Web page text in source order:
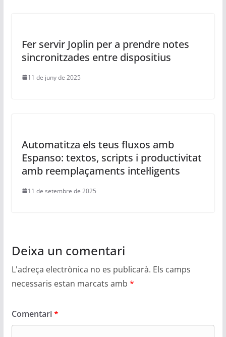
Fer servir Joplin per a prendre notes
sincronitzades entre dispositius
11 de juny de 2025
Automatitza els teus fluxos amb
Espanso: textos, scripts i productivitat
amb reemplaçaments intel·ligents
11 de setembre de 2025
Deixa un comentari
L'adreça electrònica no es publicarà. Els camps
necessaris estan marcats amb *
Comentari*